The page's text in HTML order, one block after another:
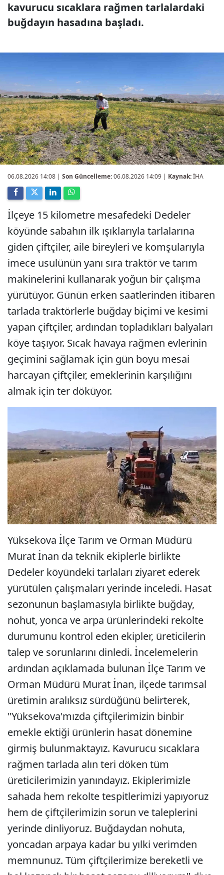
kavurucu sıcaklara rağmen tarlalardaki
buğdayın hasadına başladı.
06.08.2026 14:08 | Son Güncelleme:06.08.2026 14:09 | Kaynak:İHA
İlçeye 15 kilometre mesafedeki Dedeler
köyünde sabahın ilk ışıklarıyla tarlalarına
giden çiftçiler, aile bireyleri ve komşularıyla
imece usulünün yanı sıra traktör ve tarım
makinelerini kullanarak yoğun bir çalışma
yürütüyor. Günün erken saatlerinden itibaren
tarlada traktörlerle buğday biçimi ve kesimi
yapan çiftçiler, ardından topladıkları balyaları
köye taşıyor. Sıcak havaya rağmen evlerinin
geçimini sağlamak için gün boyu mesai
harcayan çiftçiler, emeklerinin karşılığını
almak için ter döküyor.
Yüksekova İlçe Tarım ve Orman Müdürü
Murat İnan da teknik ekiplerle birlikte
Dedeler köyündeki tarlaları ziyaret ederek
yürütülen çalışmaları yerinde inceledi. Hasat
sezonunun başlamasıyla birlikte buğday,
nohut, yonca ve arpa ürünlerindeki rekolte
durumunu kontrol eden ekipler, üreticilerin
talep ve sorunlarını dinledi. İncelemelerin
ardından açıklamada bulunan İlçe Tarım ve
Orman Müdürü Murat İnan, ilçede tarımsal
üretimin aralıksız sürdüğünü belirterek,
"Yüksekova'mızda çiftçilerimizin binbir
emekle ektiği ürünlerin hasat dönemine
girmiş bulunmaktayız. Kavurucu sıcaklara
rağmen tarlada alın teri döken tüm
üreticilerimizin yanındayız. Ekiplerimizle
sahada hem rekolte tespitlerimizi yapıyoruz
hem de çiftçilerimizin sorun ve taleplerini
yerinde dinliyoruz. Buğdaydan nohuta,
yoncadan arpaya kadar bu yılki verimden
memnunuz. Tüm çiftçilerimize bereketli ve